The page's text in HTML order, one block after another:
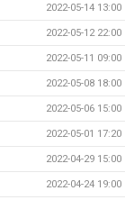
2022-05-14 13:00
2022-05-12 22:00
2022-05-11 09:00
2022-05-08 18:00
2022-05-06 15:00
2022-05-01 17:20
2022-04-29 15:00
2022-04-24 19:00